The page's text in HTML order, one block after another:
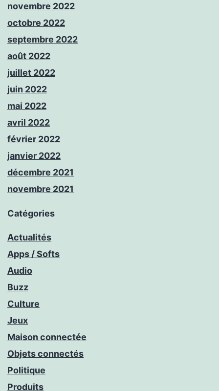
novembre 2022
octobre 2022
septembre 2022
août 2022
juillet 2022
juin 2022
mai 2022
avril 2022
février 2022
janvier 2022
décembre 2021
novembre 2021
Catégories
Actualités
Apps / Softs
Audio
Buzz
Culture
Jeux
Maison connectée
Objets connectés
Politique
Produits